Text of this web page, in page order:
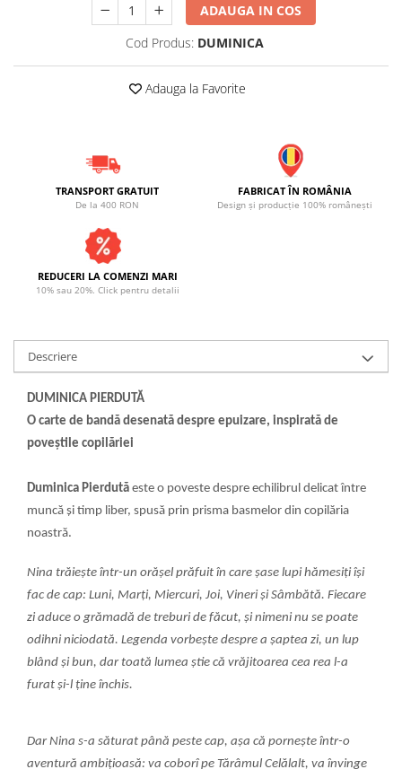
ADAUGA IN COS
Cod Produs: DUMINICA
Adauga la Favorite
TRANSPORT GRATUIT
De la 400 RON
FABRICAT ÎN ROMÂNIA
Design și producție 100% românești
REDUCERI LA COMENZI MARI
10% sau 20%. Click pentru detalii
Descriere
DUMINICA PIERDUTĂ
O carte de bandă desenată despre epuizare, inspirată de
poveștile copilăriei
Duminica Pierdută este o poveste despre echilibrul delicat între
muncă și timp liber, spusă prin prisma basmelor din copilăria
noastră.
Nina trăiește într-un orășel prăfuit în care șase lupi hămesiți își
fac de cap: Luni, Marți, Miercuri, Joi, Vineri și Sâmbătă. Fiecare
zi aduce o grămadă de treburi de făcut, și nimeni nu se poate
odihni niciodată. Legenda vorbește despre a șaptea zi, un lup
blând și bun, dar toată lumea știe că vrăjitoarea cea rea l-a
furat și-l ține închis.
Dar Nina s-a săturat până peste cap, așa că pornește într-o
aventură ambițioasă: va coborî pe Tărâmul Celălalt, va învinge